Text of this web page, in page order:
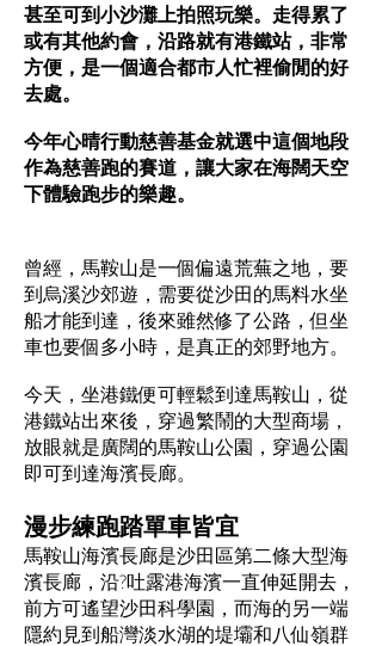
甚至可到小沙灘上拍照玩樂。走得累了
或有其他約會，沿路就有港鐵站，非常
方便，是一個適合都市人忙裡偷閒的好
去處。
今年心晴行動慈善基金就選中這個地段
作為慈善跑的賽道，讓大家在海闊天空
下體驗跑步的樂趣。
曾經，馬鞍山是一個偏遠荒蕪之地，要
到烏溪沙郊遊，需要從沙田的馬料水坐
船才能到達，後來雖然修了公路，但坐
車也要個多小時，是真正的郊野地方。
今天，坐港鐵便可輕鬆到達馬鞍山，從
港鐵站出來後，穿過繁鬧的大型商場，
放眼就是廣闊的馬鞍山公園，穿過公園
即可到達海濱長廊。
漫步練跑踏單車皆宜
馬鞍山海濱長廊是沙田區第二條大型海
濱長廊，沿?吐露港海濱一直伸延開去，
前方可遙望沙田科學園，而海的另一端
隱約見到船灣淡水湖的堤壩和八仙嶺群